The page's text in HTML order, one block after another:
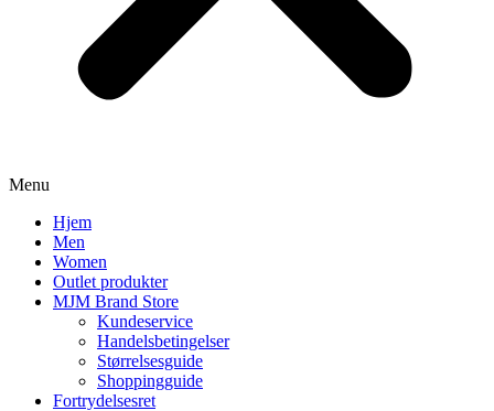
Menu
Hjem
Men
Women
Outlet produkter
MJM Brand Store
Kundeservice
Handelsbetingelser
Størrelsesguide
Shoppingguide
Fortrydelsesret